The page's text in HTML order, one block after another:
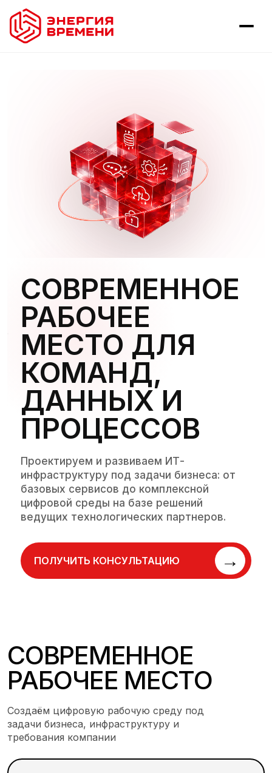
СОВРЕМЕННОЕ
РАБОЧЕЕ
МЕСТО ДЛЯ
КОМАНД,
ДАННЫХ И
ПРОЦЕССОВ
Проектируем и развиваем ИТ-
инфраструктуру под задачи бизнеса: от
базовых сервисов до комплексной
цифровой среды на базе решений
ведущих технологических партнеров.
ПОЛУЧИТЬ КОНСУЛЬТАЦИЮ →
СОВРЕМЕННОЕ
РАБОЧЕЕ МЕСТО
Создаём цифровую рабочую среду под
задачи бизнеса, инфраструктуру и
требования компании